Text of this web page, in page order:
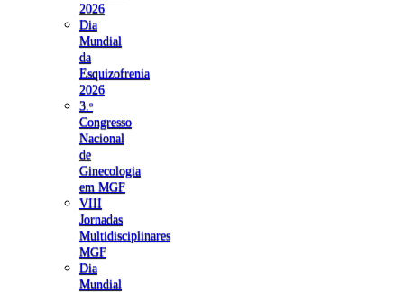
2026
Dia
Mundial
da
Esquizofrenia
2026
3.ᵒ
Congresso
Nacional
de
Ginecologia
em MGF
VIII
Jornadas
Multidisciplinares
MGF
Dia
Mundial